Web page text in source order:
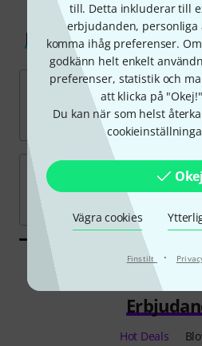
till. Detta inkluderar till
erbjudanden, personliga
komma ihåg preferenser.
godkänn helt enkelt
preferenser, statistik och
att klicka på
Du kan när som helst
Okej
Vägra cookies
Finstilt ·
Hitta Mikrofoner för
Hot Deals